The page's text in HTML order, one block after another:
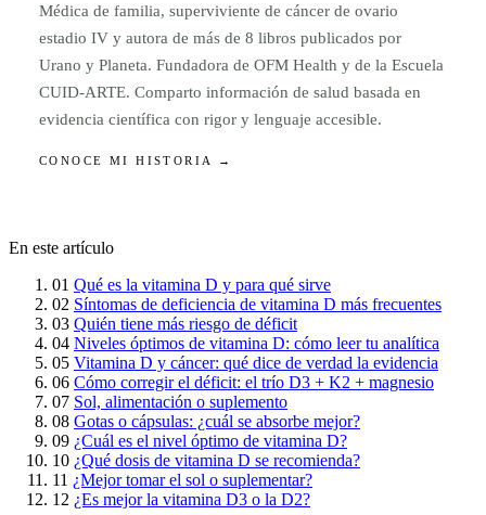
Médica de familia, superviviente de cáncer de ovario
estadio IV y autora de más de 8 libros publicados por
Urano y Planeta. Fundadora de OFM Health y de la Escuela
CUID-ARTE. Comparto información de salud basada en
evidencia científica con rigor y lenguaje accesible.
CONOCE MI HISTORIA →
En este artículo
01 Qué es la vitamina D y para qué sirve
02 Síntomas de deficiencia de vitamina D más frecuentes
03 Quién tiene más riesgo de déficit
04 Niveles óptimos de vitamina D: cómo leer tu analítica
05 Vitamina D y cáncer: qué dice de verdad la evidencia
06 Cómo corregir el déficit: el trío D3 + K2 + magnesio
07 Sol, alimentación o suplemento
08 Gotas o cápsulas: ¿cuál se absorbe mejor?
09 ¿Cuál es el nivel óptimo de vitamina D?
10 ¿Qué dosis de vitamina D se recomienda?
11 ¿Mejor tomar el sol o suplementar?
12 ¿Es mejor la vitamina D3 o la D2?